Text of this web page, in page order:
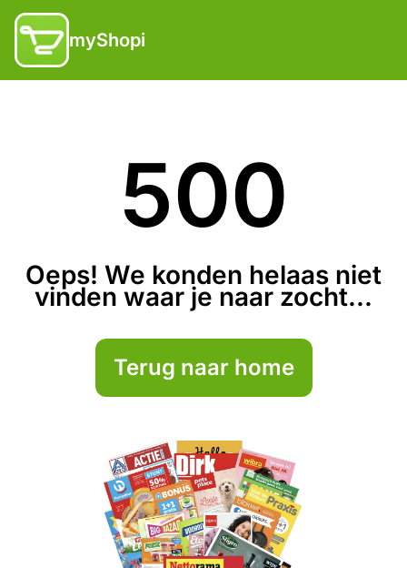
myShopi
500
Oeps! We konden helaas niet
vinden waar je naar zocht...
Terug naar home